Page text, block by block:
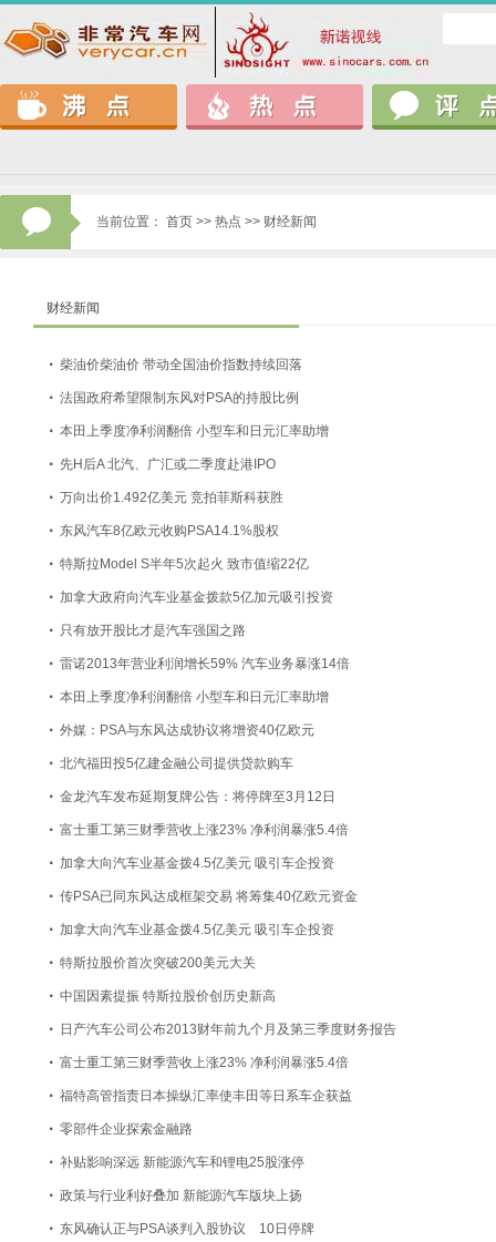
当前位置： 首页 >> 热点 >> 财经新闻
财经新闻
· 柴油价柴油价 带动全国油价指数持续回落
· 法国政府希望限制东风对PSA的持股比例
· 本田上季度净利润翻倍 小型车和日元汇率助增
· 先H后A 北汽、广汇或二季度赴港IPO
· 万向出价1.492亿美元 竞拍菲斯科获胜
· 东风汽车8亿欧元收购PSA14.1%股权
· 特斯拉Model S半年5次起火 致市值缩22亿
· 加拿大政府向汽车业基金拨款5亿加元吸引投资
· 只有放开股比才是汽车强国之路
· 雷诺2013年营业利润增长59% 汽车业务暴涨14倍
· 本田上季度净利润翻倍 小型车和日元汇率助增
· 外媒：PSA与东风达成协议将增资40亿欧元
· 北汽福田投5亿建金融公司提供贷款购车
· 金龙汽车发布延期复牌公告：将停牌至3月12日
· 富士重工第三财季营收上涨23% 净利润暴涨5.4倍
· 加拿大向汽车业基金拨4.5亿美元 吸引车企投资
· 传PSA已同东风达成框架交易 将筹集40亿欧元资金
· 加拿大向汽车业基金拨4.5亿美元 吸引车企投资
· 特斯拉股价首次突破200美元大关
· 中国因素提振 特斯拉股价创历史新高
· 日产汽车公司公布2013财年前九个月及第三季度财务报告
· 富士重工第三财季营收上涨23% 净利润暴涨5.4倍
· 福特高管指责日本操纵汇率使丰田等日系车企获益
· 零部件企业探索金融路
· 补贴影响深远 新能源汽车和锂电25股涨停
· 政策与行业利好叠加 新能源汽车版块上扬
· 东风确认正与PSA谈判入股协议 10日停牌